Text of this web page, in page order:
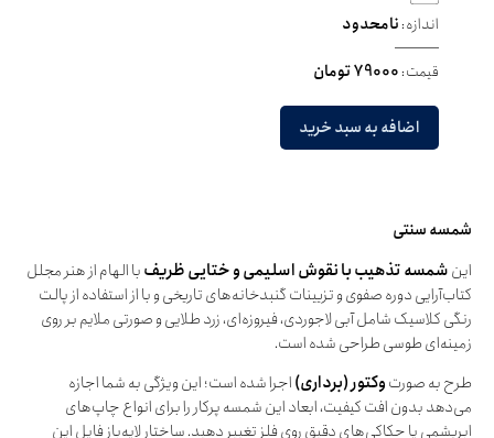
اندازه:نامحدود
قیمت:79000 تومان
اضافه به سبد خرید
شمسه سنتی
اینشمسه تذهیب با نقوش اسلیمی و ختایی ظریفبا الهام از هنر مجلل
کتاب‌آرایی دوره صفوی و تزیینات گنبدخانه‌های تاریخی و با از استفاده از پالت
رنگی کلاسیک شامل آبی لاجوردی، فیروزه‌ای، زرد طلایی و صورتی ملایم بر روی
زمینه‌ای طوسی طراحی شده است.
طرح به صورتوکتور (برداری)اجرا شده است؛ این ویژگی به شما اجازه
می‌دهد بدون افت کیفیت، ابعاد این شمسه پرکار را برای انواع چاپ‌های
ابریشمی یا حکاکی‌های دقیق روی فلز تغییر دهید. ساختار لایه‌باز فایل این